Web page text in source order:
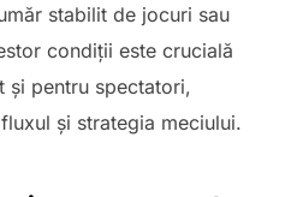
stabilit de jocuri sau
condiții este crucială
și pentru spectatori,
și strategia meciului.